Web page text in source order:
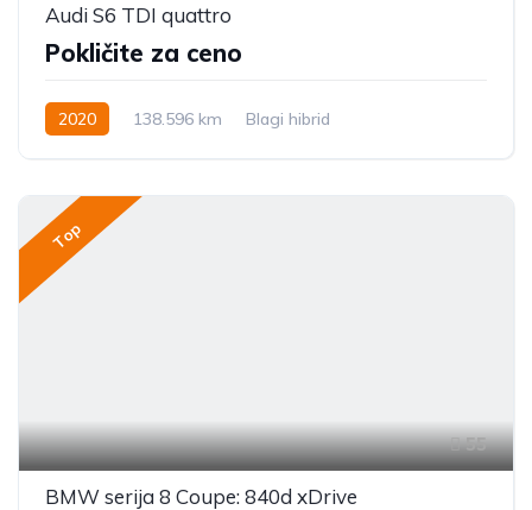
Audi S6 TDI quattro
Pokličite za ceno
2020 138.596 km Blagi hibrid
Top
55
BMW serija 8 Coupe: 840d xDrive